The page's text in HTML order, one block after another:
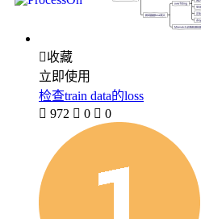
收藏
立即使用
检查train data的loss
 972  0  0